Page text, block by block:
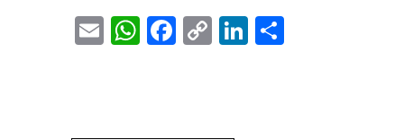
EmailWhatsApp
Facebook
CopyLinkedIn